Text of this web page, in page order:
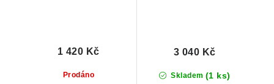
Prodáno
1 420 Kč
Skladem (1 ks)
3 040 Kč